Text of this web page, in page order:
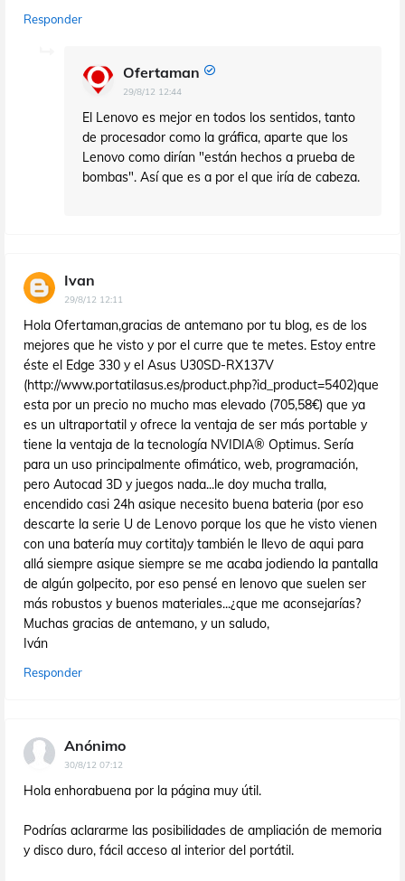
Responder
Ofertaman
29/8/12 12:44
El Lenovo es mejor en todos los sentidos, tanto
de procesador como la gráfica, aparte que los
Lenovo como dirían "están hechos a prueba de
bombas". Así que es a por el que iría de cabeza.
Ivan
29/8/12 12:11
Hola Ofertaman,gracias de antemano por tu blog, es de los
mejores que he visto y por el curre que te metes. Estoy entre
éste el Edge 330 y el Asus U30SD-RX137V
(http://www.portatilasus.es/product.php?id_product=5402)que
esta por un precio no mucho mas elevado (705,58€) que ya
es un ultraportatil y ofrece la ventaja de ser más portable y
tiene la ventaja de la tecnología NVIDIA® Optimus. Sería
para un uso principalmente ofimático, web, programación,
pero Autocad 3D y juegos nada...le doy mucha tralla,
encendido casi 24h asique necesito buena bateria (por eso
descarte la serie U de Lenovo porque los que he visto vienen
con una batería muy cortita)y también le llevo de aqui para
allá siempre asique siempre se me acaba jodiendo la pantalla
de algún golpecito, por eso pensé en lenovo que suelen ser
más robustos y buenos materiales...¿que me aconsejarías?
Muchas gracias de antemano, y un saludo,
Iván
Responder
Anónimo
30/8/12 07:12
Hola enhorabuena por la página muy útil.
Podrías aclararme las posibilidades de ampliación de memoria
y disco duro, fácil acceso al interior del portátil.